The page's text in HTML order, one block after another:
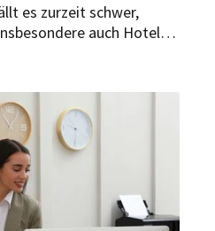
es zurzeit schwer,
auch Hotel-
Plan wurde am 30.
verabschiedet.